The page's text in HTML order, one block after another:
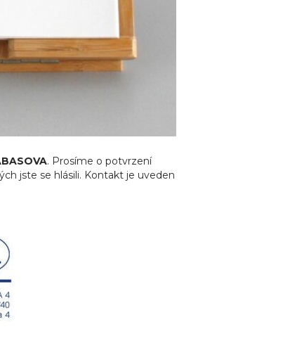
. Prosíme o potvrzení
jste se hlásili. Kontakt je uveden